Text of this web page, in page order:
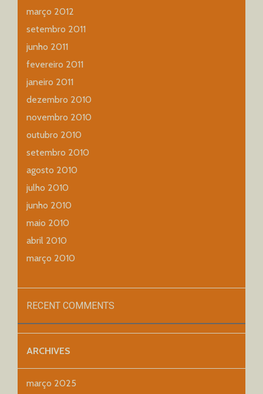
março 2012
setembro 2011
junho 2011
fevereiro 2011
janeiro 2011
dezembro 2010
novembro 2010
outubro 2010
setembro 2010
agosto 2010
julho 2010
junho 2010
maio 2010
abril 2010
março 2010
RECENT COMMENTS
ARCHIVES
março 2025